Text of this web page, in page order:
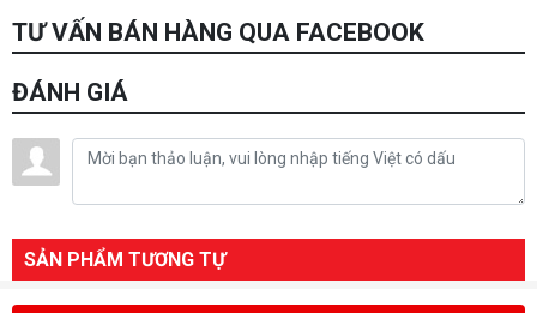
TƯ VẤN BÁN HÀNG QUA FACEBOOK
ĐÁNH GIÁ
SẢN PHẨM TƯƠNG TỰ